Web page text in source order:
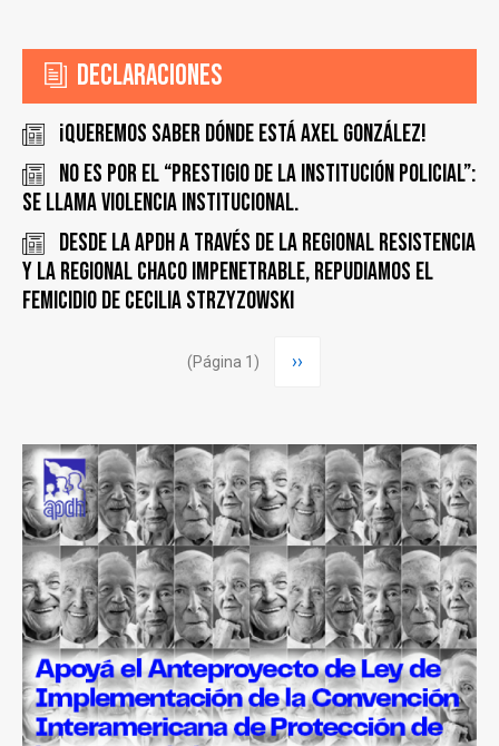
Declaraciones
¡Queremos saber dónde está Axel González!
No es por el “prestigio de la Institución Policial”:
se llama Violencia Institucional.
Desde la APDH a través de la Regional Resistencia
y la Regional Chaco Impenetrable, repudiamos el
femicidio de Cecilia Strzyzowski
(Página 1)
Siguiente
››